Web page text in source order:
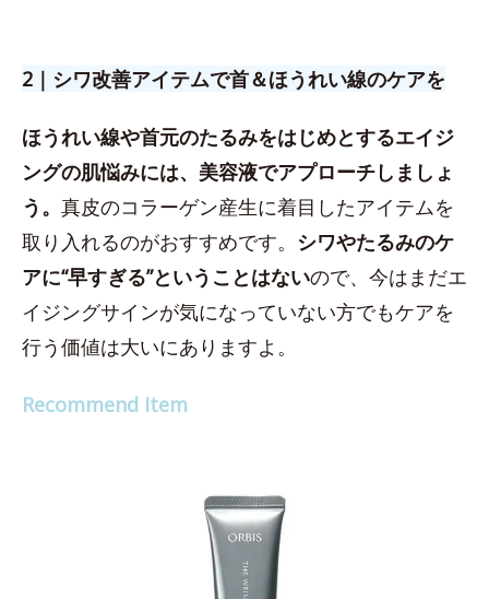
2｜シワ改善アイテムで首＆ほうれい線のケアを
ほうれい線や首元のたるみをはじめとするエイジ
ングの肌悩みには、美容液でアプローチしましょ
う。 真皮のコラーゲン産生に着目したアイテムを
取り入れるのがおすすめです。 シワやたるみのケ
アに“早すぎる”ということはないので、今はまだエ
イジングサインが気になっていない方でもケアを
行う価値は大いにありますよ。
Recommend Item